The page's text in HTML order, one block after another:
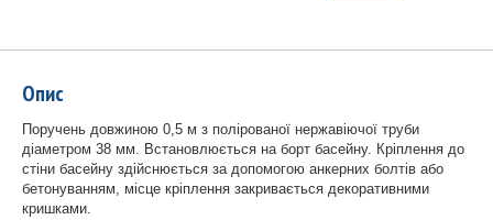
Опис
Поручень довжиною 0,5 м з полірованої нержавіючої труби
діаметром 38 мм. Встановлюється на борт басейну. Кріплення до
стіни басейну здійснюється за допомогою анкерних болтів або
бетонуванням, місце кріплення закривається декоративними
кришками.